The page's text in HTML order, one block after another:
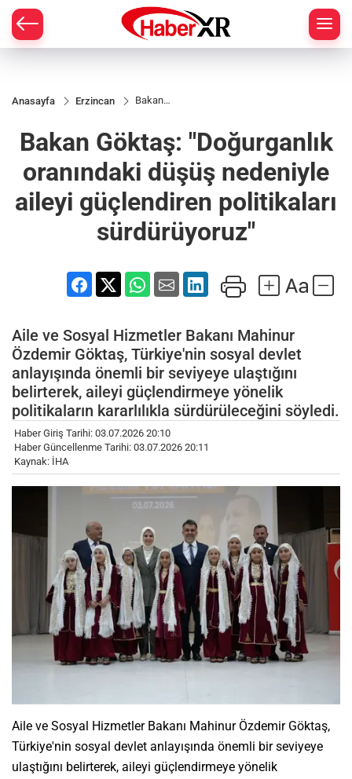
Anasayfa Erzincan
Bakan
oranındaki
düşüş
nedeniyle
aileyi
güçlendiren
politikaları
sürdürüyoruz"
Bakan Göktaş: "Doğurganlık
oranındaki düşüş nedeniyle
aileyi güçlendiren politikaları
sürdürüyoruz"
Aile ve Sosyal Hizmetler Bakanı Mahinur
Özdemir Göktaş, Türkiye'nin sosyal devlet
anlayışında önemli bir seviyeye ulaştığını
belirterek, aileyi güçlendirmeye yönelik
politikaların kararlılıkla sürdürüleceğini söyledi.
Haber Giriş Tarihi: 03.07.2026 20:10
Haber Güncellenme Tarihi: 03.07.2026 20:11
Kaynak: İHA
Aile ve Sosyal Hizmetler Bakanı Mahinur Özdemir Göktaş,
Türkiye'nin sosyal devlet anlayışında önemli bir seviyeye
ulaştığını belirterek, aileyi güçlendirmeye yönelik